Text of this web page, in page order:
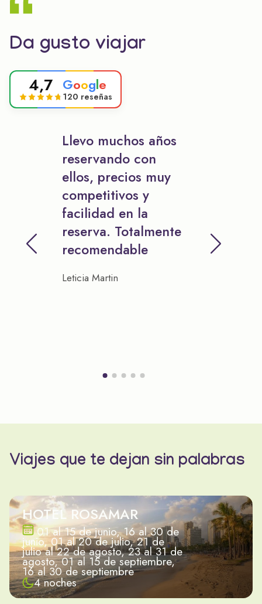
Da gusto viajar
4,7 Google
120 reseñas
Llevo muchos años
reservando con
ellos, precios muy
competitivos y
facilidad en la
reserva. Totalmente
recomendable
Leticia Martin
Viajes que te dejan sin palabras
HOTEL ROSAMAR
01 al 15 de junio, 16 al 30 de
junio, 01 al 20 de julio, 21 de
julio al 22 de agosto, 23 al 31 de
agosto, 01 al 15 de septiembre,
16 al 30 de septiembre
4 noches